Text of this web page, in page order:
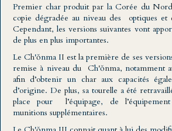
Premier char produit par la Corée du
copie dégradée au niveau des optiques
Cependant, les versions suivantes vont
de plus en plus importantes.
Le Ch'ŏnma II est la première de ses
remise à niveau du Ch'ŏnma, notamment
afin d’obtenir un char aux capacités
d’origine. De plus, sa tourelle a été
place pour l’équipage, de
munitions supplémentaires.